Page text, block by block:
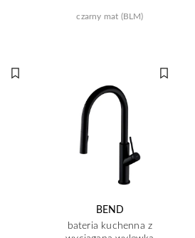
czarny mat (BLM)
BEND
bateria kuchenna z